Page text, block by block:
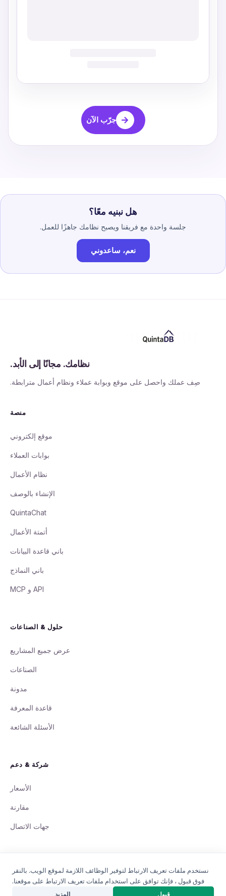
جرّب الآن
هل نبنيه معًا؟
جلسة واحدة مع فريقنا ويصبح نظامك جاهزًا للعمل.
نعم، ساعدوني
نظامك. مجانًا إلى الأبد.
صِف عملك واحصل على موقع وبوابة عملاء ونظام أعمال مترابطة.
منصة
موقع إلكتروني
بوابات العملاء
نظام الأعمال
الإنشاء بالوصف
QuintaChat
أتمتة الأعمال
باني قاعدة البيانات
باني النماذج
API و MCP
حلول & الصناعات
عرض جميع المشاريع
الصناعات
مدونة
قاعدة المعرفة
الأسئلة الشائعة
شركة & دعم
الأسعار
مقارنة
جهات الاتصال
© 2008 - 2026 QuintaDB Sp. z o.o., Poland. جميع الحقوق محفوظة.
نستخدم ملفات تعريف الارتباط لتوفير الوظائف اللازمة لموقع الويب. بالنقر
فوق قبول ، فإنك توافق على استخدام ملفات تعريف الارتباط على موقعنا.
قبول المزيد